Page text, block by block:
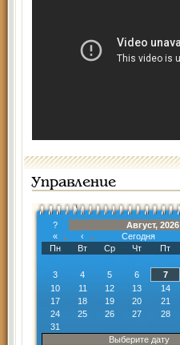
Управление
?
Август, 2026
«
‹ Сегодня
Пн
Вт Ср Чт Пт
3
4 5 6 7
10
11 12 13 14
17
18 19 20 21
24
25 26 27 28
31
Выберите дату